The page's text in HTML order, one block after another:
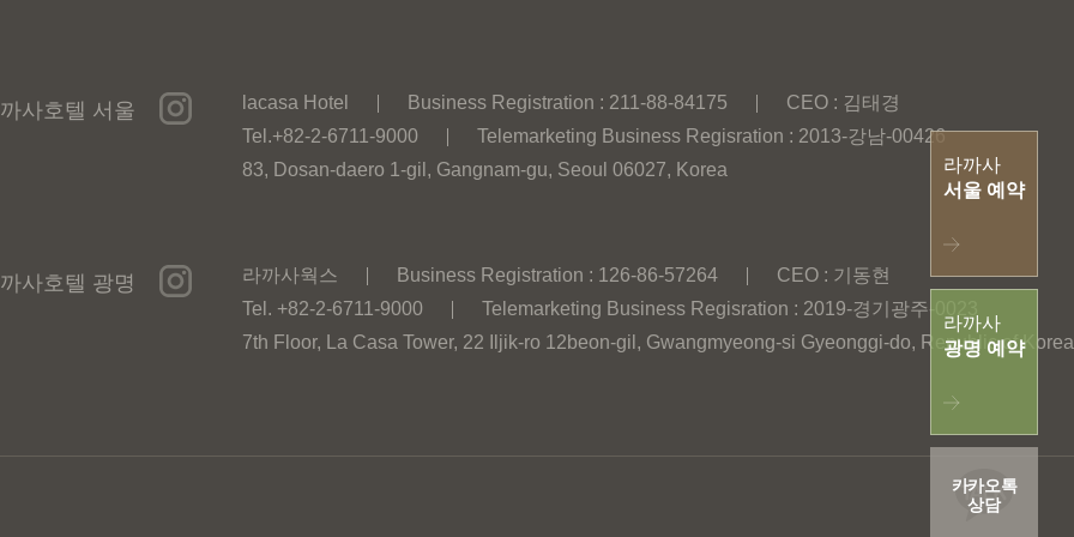
라까사
서울 예약
라까사
광명 예약
카카오톡
상담
사호텔 서울 lacasa Hotel Business Registration : 211-88-84175
CEO : 김태경
Tel.+82-2-6711-9000
Telemarketing Business Regisration : 2013-강남-00426
83, Dosan-daero 1-gil, Gangnam-gu, Seoul 06027, Korea
사호텔 광명 라까사웍스 Business Registration : 126-86-57264
CEO : 기동현
Tel. +82-2-6711-9000
Telemarketing Business Regisration : 2019-경기광주-0023
7th Floor, La Casa Tower, 22 Iljik-ro 12beon-gil, Gwangmyeong-si Gyeonggi-do, Republic of Korea